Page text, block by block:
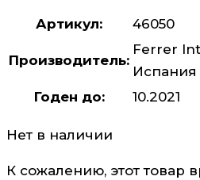
Артикул: 46050
Производитель:
Ferrer
Испания
Годен до:
10.2021
Нет в наличии
К сожалению, этот товар